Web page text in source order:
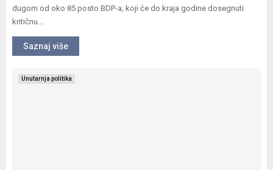
N
dugom od oko 85 posto BDP-a, koji će do kraja godine dosegnuti
kritičnu...
Saznaj više
Unutarnja politika